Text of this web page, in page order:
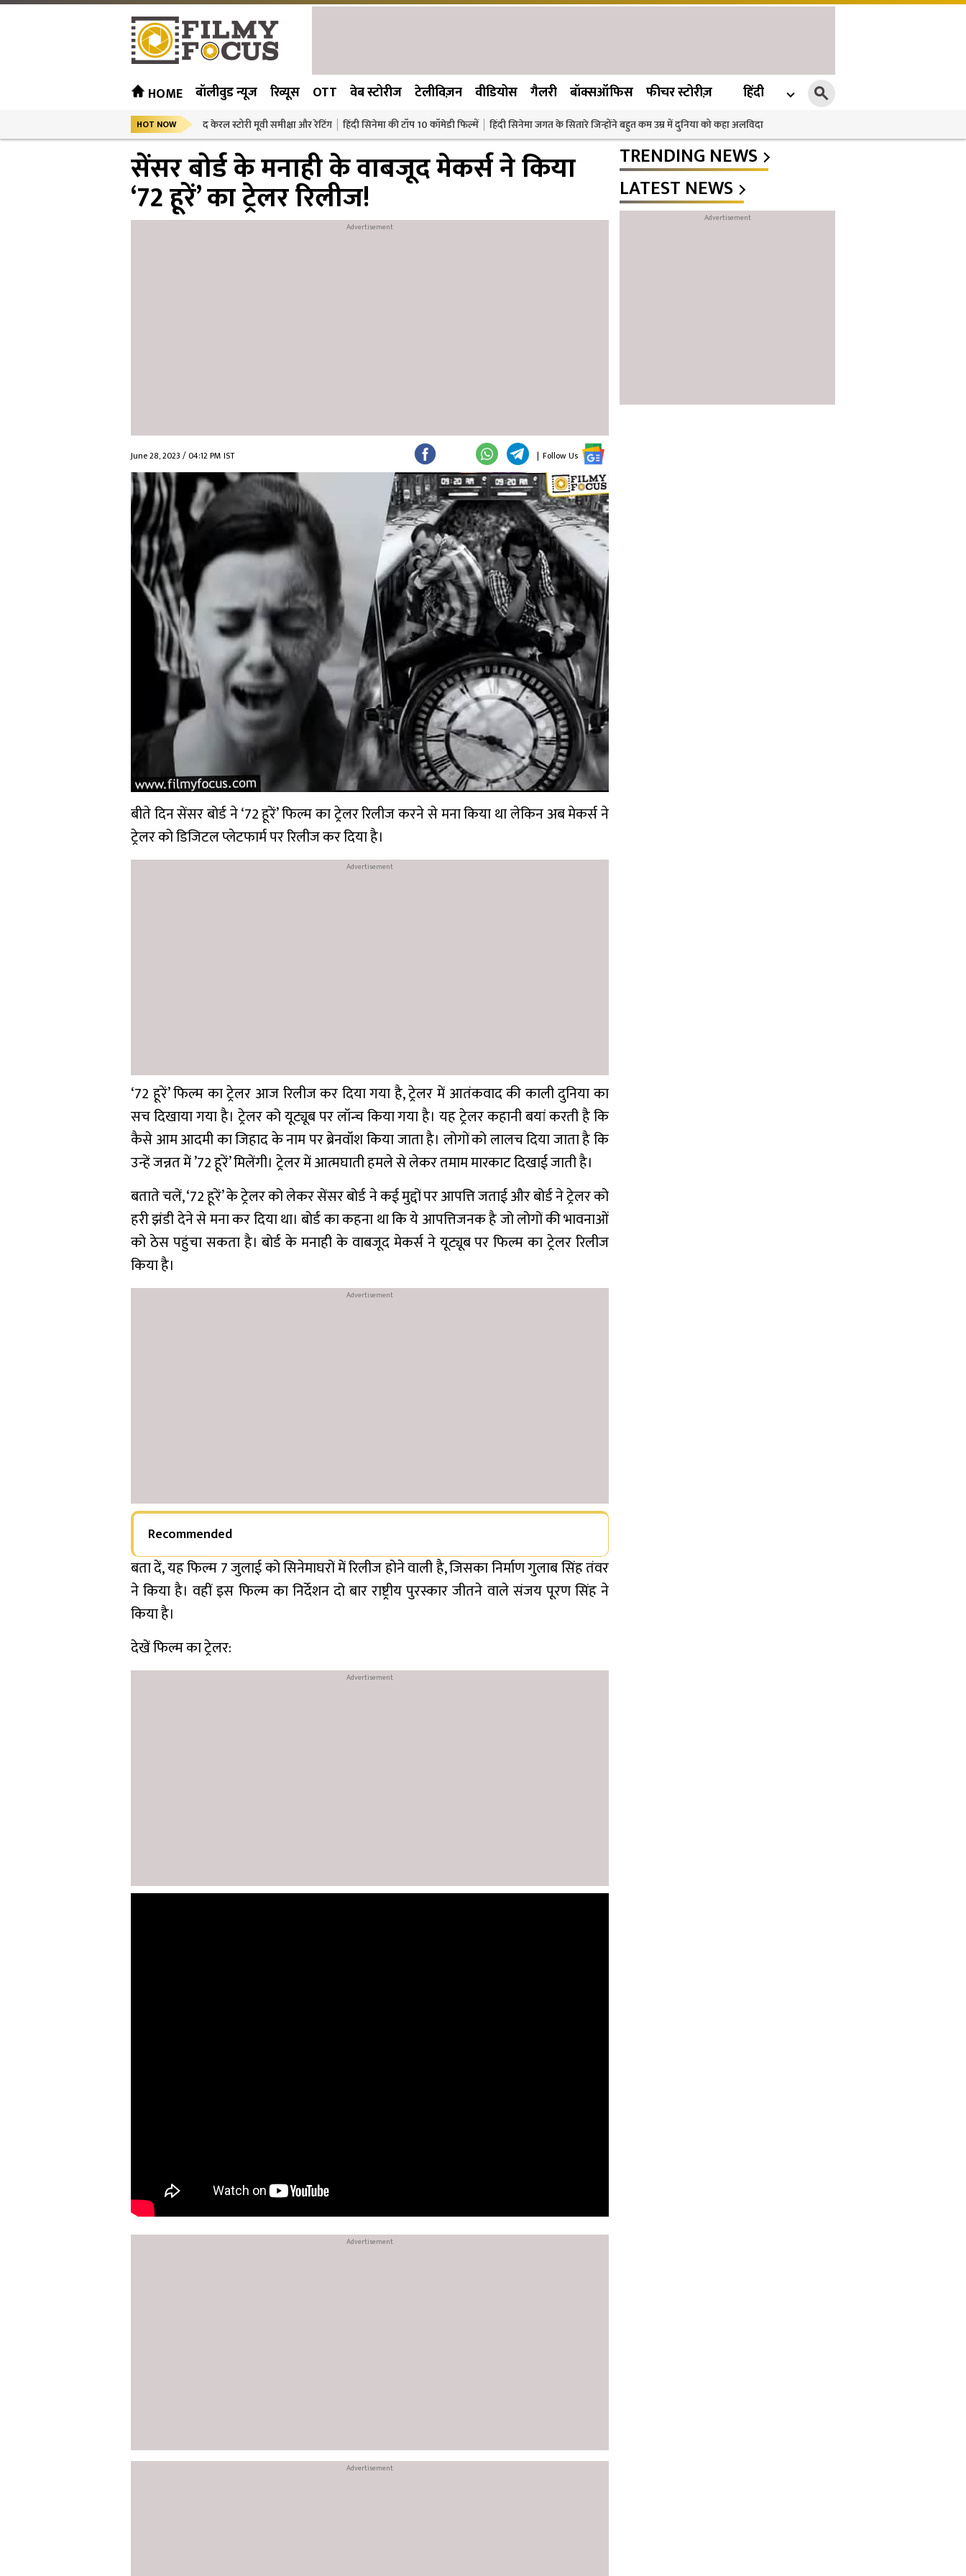
HOME बॉलीवुड न्यूज रिव्यूस OTT वेब स्टोरीज टेलीविज़न वीडियोस गैलरी बॉक्सऑफिस फीचर स्टोरीज़ हिंदी
HOT NOW द केरल स्टोरी मूवी समीक्षा और रेटिंग हिंदी सिनेमा की टॉप 10 कॉमेडी फिल्में हिंदी सिनेमा जगत के सितारे जिन्होंने बहुत कम उम्र में दुनिया को कहा अलविदा
सेंसर बोर्ड के मनाही के वाबजूद मेकर्स ने किया
‘72 हूरें’ का ट्रेलर रिलीज!
June 28, 2023 / 04:12 PM IST | Follow Us
बीते दिन सेंसर बोर्ड ने ‘72 हूरें’ फिल्म का ट्रेलर रिलीज करने से मना किया था लेकिन अब मेकर्स ने
ट्रेलर को डिजिटल प्लेटफार्म पर रिलीज कर दिया है।
‘72 हूरें’ फिल्म का ट्रेलर आज रिलीज कर दिया गया है, ट्रेलर में आतंकवाद की काली दुनिया का
सच दिखाया गया है। ट्रेलर को यूट्यूब पर लॉन्च किया गया है। यह ट्रेलर कहानी बयां करती है कि
कैसे आम आदमी का जिहाद के नाम पर ब्रेनवॉश किया जाता है। लोगों को लालच दिया जाता है कि
उन्हें जन्नत में ’72 हूरें’ मिलेंगी। ट्रेलर में आत्मघाती हमले से लेकर तमाम मारकाट दिखाई जाती है।
बताते चलें, ‘72 हूरें’ के ट्रेलर को लेकर सेंसर बोर्ड ने कई मुद्दों पर आपत्ति जताई और बोर्ड ने ट्रेलर को
हरी झंडी देने से मना कर दिया था। बोर्ड का कहना था कि ये आपत्तिजनक है जो लोगों की भावनाओं
को ठेस पहुंचा सकता है। बोर्ड के मनाही के वाबजूद मेकर्स ने यूट्यूब पर फिल्म का ट्रेलर रिलीज
किया है।
Recommended
बता दें, यह फिल्म 7 जुलाई को सिनेमाघरों में रिलीज होने वाली है, जिसका निर्माण गुलाब सिंह तंवर
ने किया है। वहीं इस फिल्म का निर्देशन दो बार राष्ट्रीय पुरस्कार जीतने वाले संजय पूरण सिंह ने
किया है।
देखें फिल्म का ट्रेलर:
TRENDING NEWS
LATEST NEWS